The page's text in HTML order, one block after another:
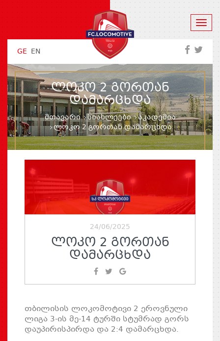
GE EN
ᲚᲝᲙᲝ 2 ᲒᲝᲠᲗᲐᲜ
ᲓᲐᲛᲐᲠᲪᲮᲓᲐ
მთავარი სიახლეები
აკადემია
ლოკო 2 გორთან დამარცხდა
24/06/2025
ᲚᲝᲙᲝ 2 ᲒᲝᲠᲗᲐᲜ
ᲓᲐᲛᲐᲠᲪᲮᲓᲐ
თბილისის ლოკომოტივი 2 ეროვნული
ლიგა 3-ის მე-14 ტურში სტუმრად გორს
დაუპირისპირდა და 2:4 დამარცხდა.